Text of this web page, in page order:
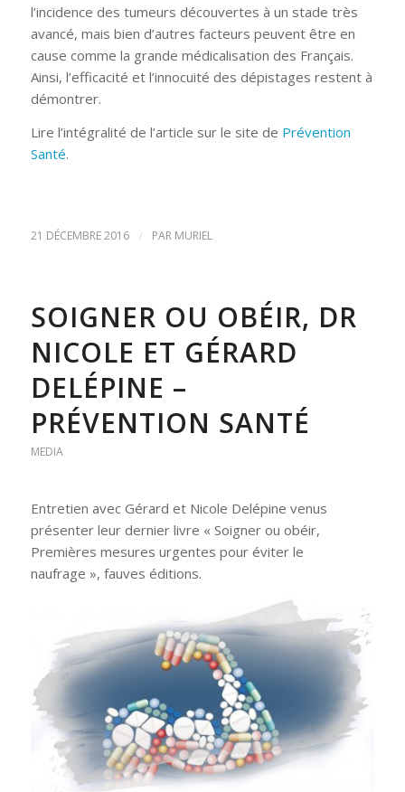
l’incidence des tumeurs découvertes à un stade très
avancé, mais bien d’autres facteurs peuvent être en
cause comme la grande médicalisation des Français.
Ainsi, l’efficacité et l’innocuité des dépistages restent à
démontrer.
Lire l’intégralité de l’article sur le site de Prévention
Santé.
21 DÉCEMBRE 2016 / PAR MURIEL
SOIGNER OU OBÉIR, DR
NICOLE ET GÉRARD
DELÉPINE –
PRÉVENTION SANTÉ
MEDIA
Entretien avec Gérard et Nicole Delépine venus
présenter leur dernier livre « Soigner ou obéir,
Premières mesures urgentes pour éviter le
naufrage », fauves éditions.